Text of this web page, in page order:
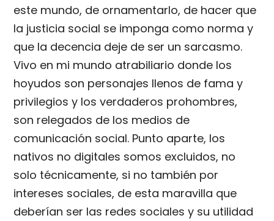
este mundo, de ornamentarlo, de hacer que
la justicia social se imponga como norma y
que la decencia deje de ser un sarcasmo.
Vivo en mi mundo atrabiliario donde los
hoyudos son personajes llenos de fama y
privilegios y los verdaderos prohombres,
son relegados de los medios de
comunicación social. Punto aparte, los
nativos no digitales somos excluidos, no
solo técnicamente, si no también por
intereses sociales, de esta maravilla que
deberían ser las redes sociales y su utilidad